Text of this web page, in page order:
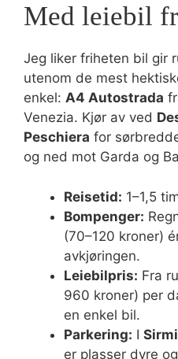
Med leiebil
Jeg liker friheten bil gir
utenom de mest
enkel: A4 Autostrada
Venezia. Kjør av ved
Peschiera for
og ned mot Garda og
Reisetid: 1–1,5
Bompenger:
(70–120 kroner)
avkjøringen.
Leiebilpris: Fra
960 kroner) per
en enkel bil.
Parkering: I
er plasser dyre